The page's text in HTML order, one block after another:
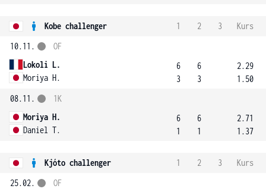
Kobe challenger 1 2 3
Kurs
10.11.
Lokoli L.
Moriya H.
OF
6
3
6
3
2.29
1.50
08.11.
Moriya H.
Daniel T.
1K
6
1
6
1
2.71
1.37
Kjóto challenger 1 2 3
Kurs
25.02.
OF